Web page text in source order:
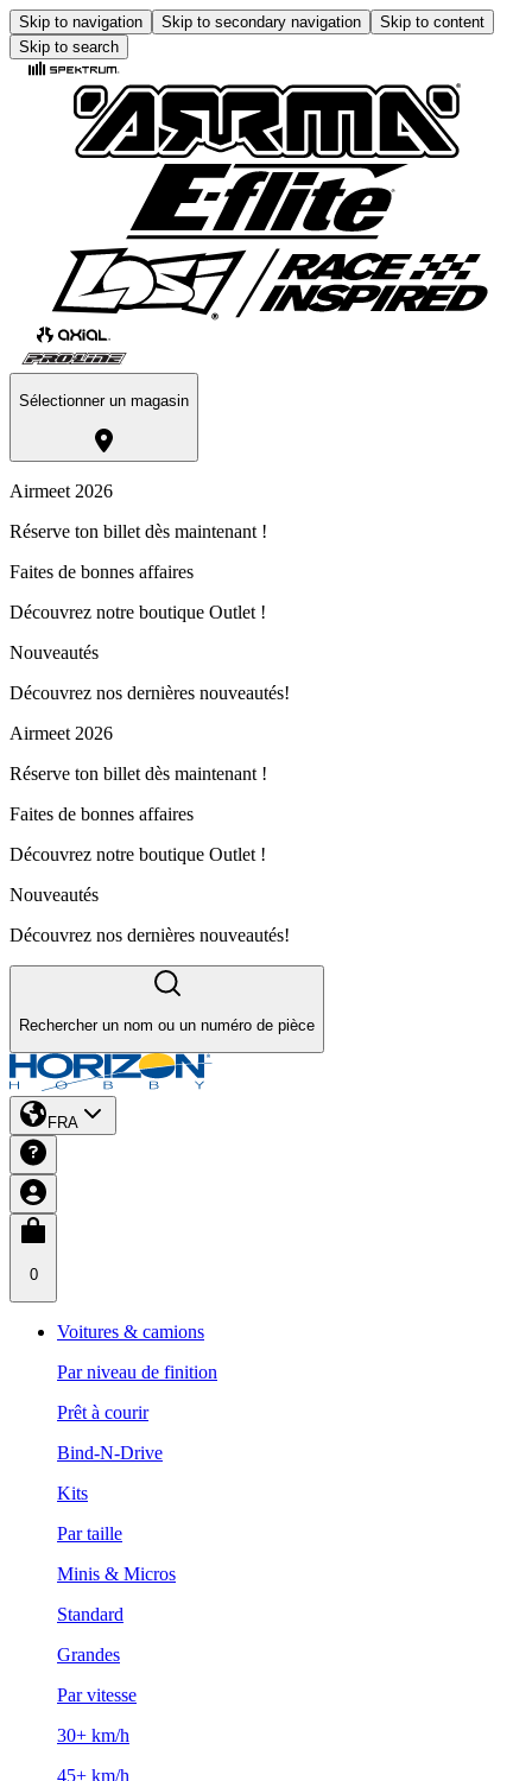
Skip to navigation Skip to secondary navigation
Skip to content
Skip to search
Sélectionner un magasin
Airmeet 2026
Réserve ton billet dès maintenant !
Faites de bonnes affaires
Découvrez notre boutique Outlet !
Nouveautés
Découvrez nos dernières nouveautés!
Airmeet 2026
Réserve ton billet dès maintenant !
Faites de bonnes affaires
Découvrez notre boutique Outlet !
Nouveautés
Découvrez nos dernières nouveautés!
Rechercher un nom ou un numéro de pièce
FRA
0
Voitures & camions
Par niveau de finition
Prêt à courir
Bind-N-Drive
Kits
Par taille
Minis & Micros
Standard
Grandes
Par vitesse
30+ km/h
45+ km/h